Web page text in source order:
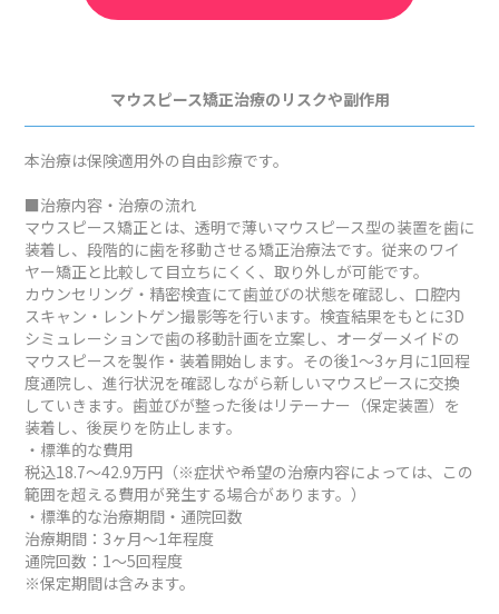
マウスピース矯正治療のリスクや副作用
本治療は保険適用外の自由診療です。
■治療内容・治療の流れ
マウスピース矯正とは、透明で薄いマウスピース型の装置を歯に
装着し、段階的に歯を移動させる矯正治療法です。従来のワイ
ヤー矯正と比較して目立ちにくく、取り外しが可能です。
カウンセリング・精密検査にて歯並びの状態を確認し、口腔内
スキャン・レントゲン撮影等を行います。検査結果をもとに3D
シミュレーションで歯の移動計画を立案し、オーダーメイドの
マウスピースを製作・装着開始します。その後1～3ヶ月に1回程
度通院し、進行状況を確認しながら新しいマウスピースに交換
していきます。歯並びが整った後はリテーナー（保定装置）を
装着し、後戻りを防止します。
・標準的な費用
税込18.7～42.9万円（※症状や希望の治療内容によっては、この
範囲を超える費用が発生する場合があります。）
・標準的な治療期間・通院回数
治療期間：3ヶ月～1年程度
通院回数：1～5回程度
※保定期間は含みます。